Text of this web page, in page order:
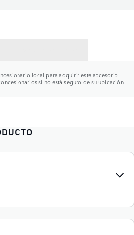
local para adquirir este accesorio.
si no está seguro de su ubicación.